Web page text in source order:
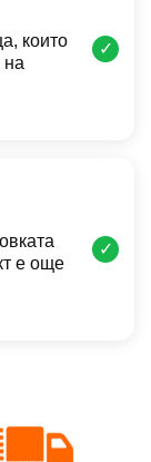
които
на
✓
е още
✓